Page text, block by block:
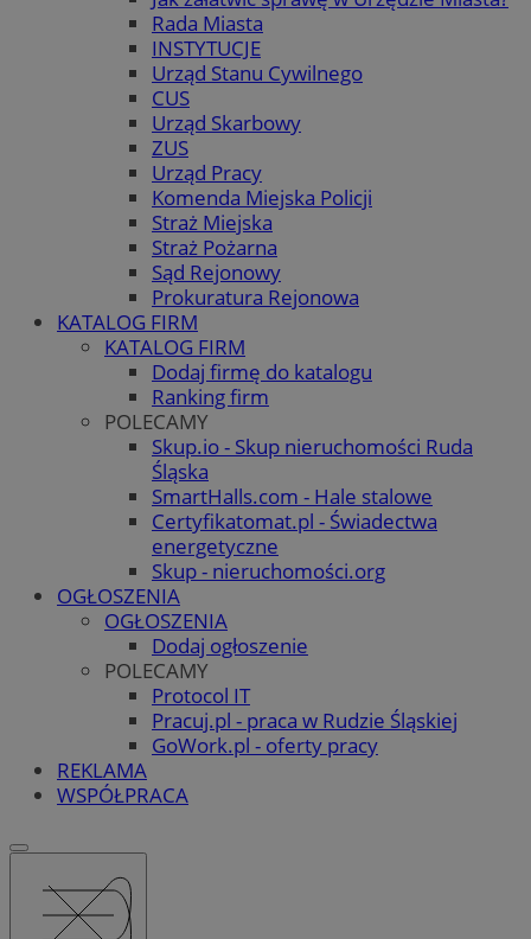
Rada Miasta
INSTYTUCJE
Urząd Stanu Cywilnego
CUS
Urząd Skarbowy
ZUS
Urząd Pracy
Komenda Miejska Policji
Straż Miejska
Straż Pożarna
Sąd Rejonowy
Prokuratura Rejonowa
KATALOG FIRM
KATALOG FIRM
Dodaj firmę do katalogu
Ranking firm
POLECAMY
Skup.io - Skup nieruchomości Ruda
Śląska
SmartHalls.com - Hale stalowe
Certyfikatomat.pl - Świadectwa
energetyczne
Skup - nieruchomości.org
OGŁOSZENIA
OGŁOSZENIA
Dodaj ogłoszenie
POLECAMY
Protocol IT
Pracuj.pl - praca w Rudzie Śląskiej
GoWork.pl - oferty pracy
REKLAMA
WSPÓŁPRACA